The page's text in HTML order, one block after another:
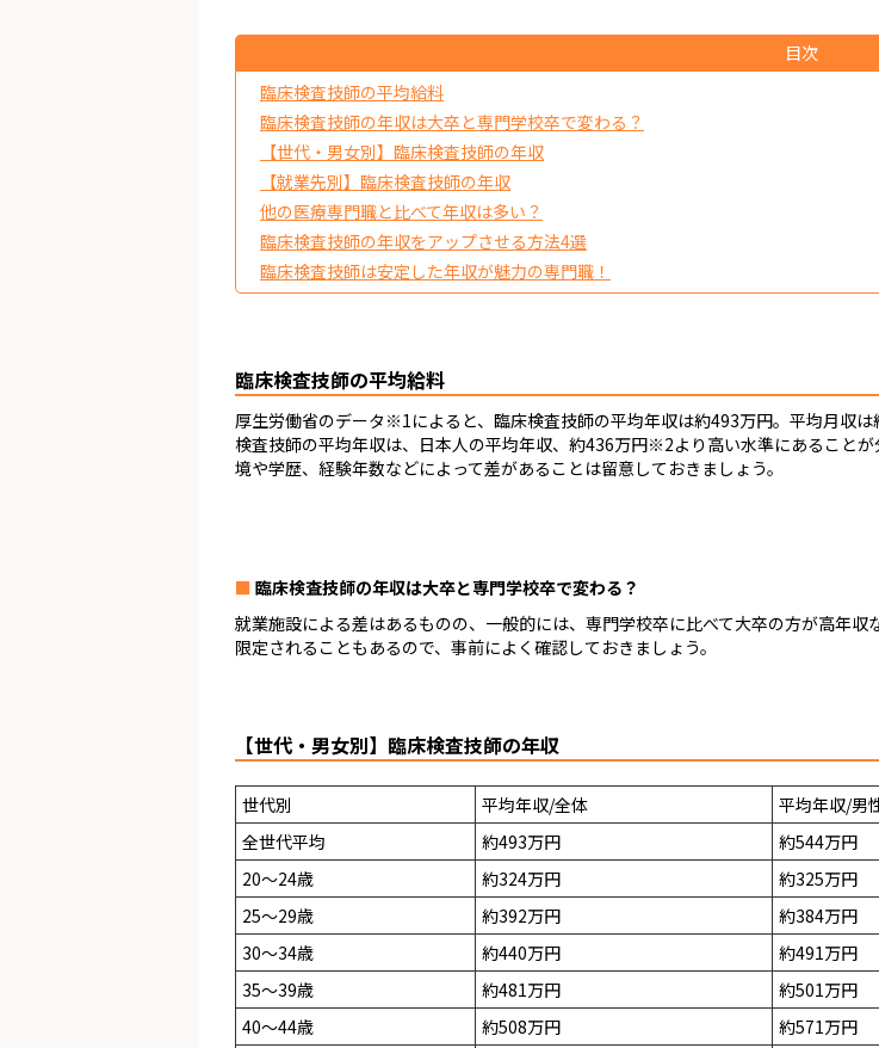
目次
臨床検査技師の平均給料
臨床検査技師の年収は大卒と専門学校卒で変わる？
【世代・男女別】臨床検査技師の年収
【就業先別】臨床検査技師の年収
他の医療専門職と比べて年収は多い？
臨床検査技師の年収をアップさせる方法4選
臨床検査技師は安定した年収が魅力の専門職！
臨床検査技師の平均給料
厚生労働省のデータ※1によると、臨床検査技師の平均年収は約493万円。平均月収
検査技師の平均年収は、日本人の平均年収、約436万円※2より高い水準にあること
境や学歴、経験年数などによって差があることは留意しておきましょう。
臨床検査技師の年収は大卒と専門学校卒で変わる？
就業施設による差はあるものの、一般的には、専門学校卒に比べて大卒の方が高年
限定されることもあるので、事前によく確認しておきましょう。
【世代・男女別】臨床検査技師の年収
世代別 平均年収/全体 平均年収/男
全世代平均
約493万円 約544万円
20～24歳
約324万円 約325万円
25～29歳
約392万円 約384万円
30～34歳
約440万円 約491万円
35～39歳
約481万円 約501万円
40～44歳
約508万円 約571万円